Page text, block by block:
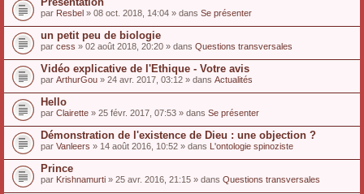
par Resbel » 08 oct. 2018, 14:04 » dans Se présenter
un petit peu de biologie
par cess » 02 août 2018, 20:20 » dans Questions transversales
Vidéo explicative de l'Ethique - Votre avis
par ArthurGou » 24 avr. 2017, 03:12 » dans Actualités
Hello
par Clairette » 25 févr. 2017, 07:53 » dans Se présenter
Démonstration de l'existence de Dieu : une objection ?
par Vanleers » 14 août 2016, 10:52 » dans L'ontologie spinoziste
Prince
par Krishnamurti » 25 avr. 2016, 21:15 » dans Questions transversales